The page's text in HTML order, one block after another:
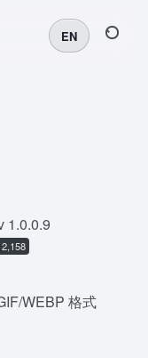
EN
1.0.0.9
2,158
WEBP 格式